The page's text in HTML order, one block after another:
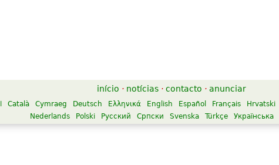
início · notícias · contacto · anunciar
Català Cymraeg Deutsch Ελληνικά English Español Français Hrvatski
Nederlands
Polski Русский Српски Svenska Türkçe Українська